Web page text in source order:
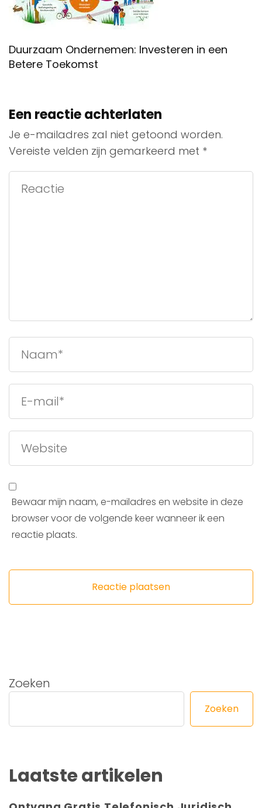
Duurzaam Ondernemen: Investeren in een
Betere Toekomst
Een reactie achterlaten
Je e-mailadres zal niet getoond worden.
Vereiste velden zijn gemarkeerd met *
Bewaar mijn naam, e-mailadres en website in deze
browser voor de volgende keer wanneer ik een
reactie plaats.
Zoeken
Zoeken
Laatste artikelen